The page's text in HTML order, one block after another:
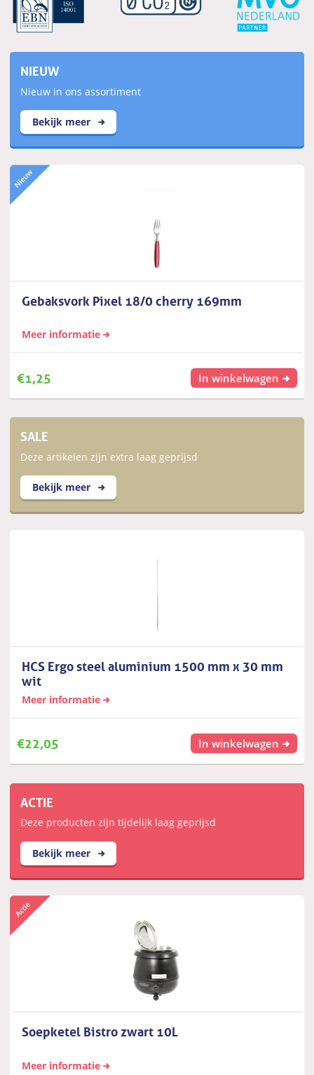
NIEUW
Nieuw in ons assortiment
Bekijk meer
Gebaksvork Pixel 18/0 cherry 169mm
Meer informatie
€1,25 In winkelwagen
SALE
Deze artikelen zijn extra laag geprijsd
Bekijk meer
HCS Ergo steel aluminium 1500 mm x 30 mm
wit
Meer informatie
€22,05 In winkelwagen
ACTIE
Deze producten zijn tijdelijk laag geprijsd
Bekijk meer
Soepketel Bistro zwart 10L
Meer informatie